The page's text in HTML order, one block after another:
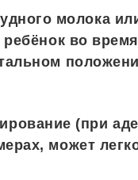
молока
ребёнок во
(при
может